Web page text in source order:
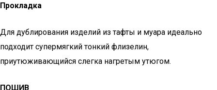
Прокладка
Для дублирования изделий из тафты и муара идеально
подходит супермягкий тонкий флизелин,
приутюживающийся слегка нагретым утюгом.
ПОШИВ